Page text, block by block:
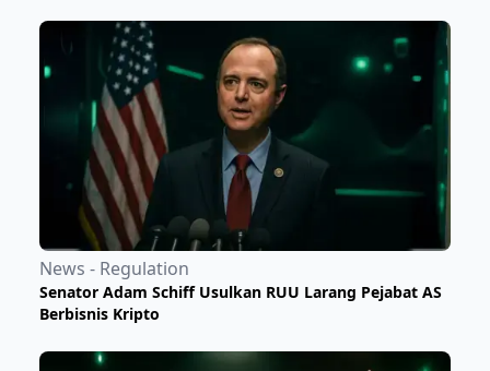
News - Regulation
Senator Adam Schiff Usulkan RUU Larang Pejabat AS
Berbisnis Kripto